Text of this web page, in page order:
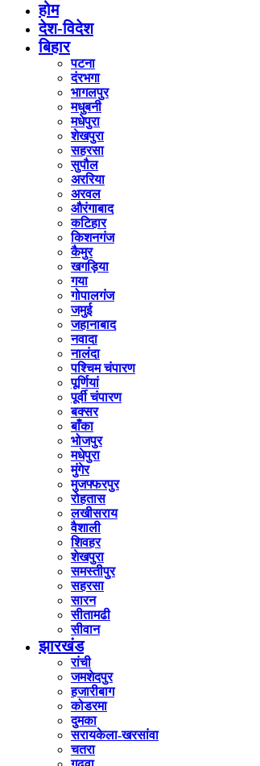
होम
देश-विदेश
बिहार
पटना
दंरभगा
भागलपुर
मधुबनी
मधेपुरा
शेखपुरा
सहरसा
सुपौल
अररिया
अरवल
औरंगाबाद
कटिहार
किशनगंज
कैमुर
खगड़िया
गया
गोपालगंज
जमुई
जहानाबाद
नवादा
नालंदा
पश्चिम चंपारण
पूर्णियां
पूर्वी चंपारण
बक्सर
बाँका
भोजपुर
मधेपुरा
मुंगेर
मुजफ्फरपुर
रोहतास
लखीसराय
वैशाली
शिवहर
शेखपुरा
समस्तीपुर
सहरसा
सारन
सीतामढी
सीवान
झारखंड
रांची
जमशेदपुर
हजारीबाग
कोडरमा
दुमका
सरायकेला-खरसांवा
चतरा